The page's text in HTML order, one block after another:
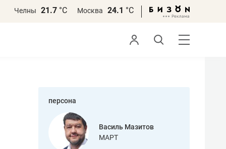
Челны 21.7 °С Москва 24.1 °С
персона
Василь Мазитов
МАРТ